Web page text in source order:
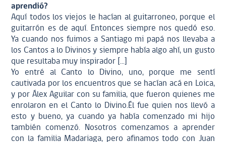
aprendió?
Aquí todos los viejos le hacían al guitarroneo, porque el
guitarrón es de aquí. Entonces siempre nos quedó eso.
Ya cuando nos fuimos a Santiago mi papá nos llevaba a
los Cantos a lo Divinos y siempre había algo ahí, un gusto
que resultaba muy inspirador [...]
Yo entré al Canto lo Divino, uno, porque me sentí
cautivada por los encuentros que se hacían acá en Loica,
y por Álex Aguilar con su familia, que fueron quienes me
enrolaron en el Canto lo Divino.Él fue quien nos llevó a
esto y bueno, ya cuando ya había comenzado mi hijo
también comenzó. Nosotros comenzamos a aprender
con la familia Madariaga, pero afinamos todo con Juan